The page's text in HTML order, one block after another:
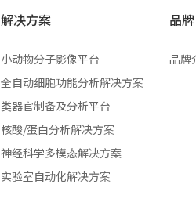
解决方案
小动物分子影像平台
全自动细胞功能分析解决方案
类器官制备及分析平台
核酸/蛋白分析解决方案
神经科学多模态解决方案
实验室自动化解决方案
品牌
品牌